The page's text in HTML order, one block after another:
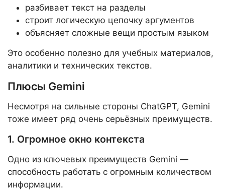
разбивает текст на разделы
строит логическую цепочку аргументов
объясняет сложные вещи простым языком
Это особенно полезно для учебных материалов,
аналитики и технических текстов.
Плюсы Gemini
Несмотря на сильные стороны ChatGPT, Gemini
тоже имеет ряд очень серьёзных преимуществ.
1. Огромное окно контекста
Одно из ключевых преимуществ Gemini —
способность работать с огромным количеством
информации.